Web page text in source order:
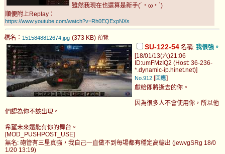
雖然我現在也還算是新手(´・ω・`)
順便附上Replay：
https://www.youtube.com/watch?v=Rh0EQExpNXs
檔名： 1515848812674.jpg-(373 KB) 預覽
SU-122-54 名稱: 我很強。
[18/01/13(六)21:06
ID:umFMzIQ2 (Host: 36-236-
*.dynamic-ip.hinet.net)]
No.912 [回應]
獻給即將逝去的你。
因為很多人不會使用你，所以他
們認為你不該出現。
希望未來還能有你的舞台。
[MOD_PUSHPOST_USE]
無名: 砲管有三星真強，我自己一直做不到每場都有穩定高輸出 (jewvgSRg 18/0
1/20 13:19)